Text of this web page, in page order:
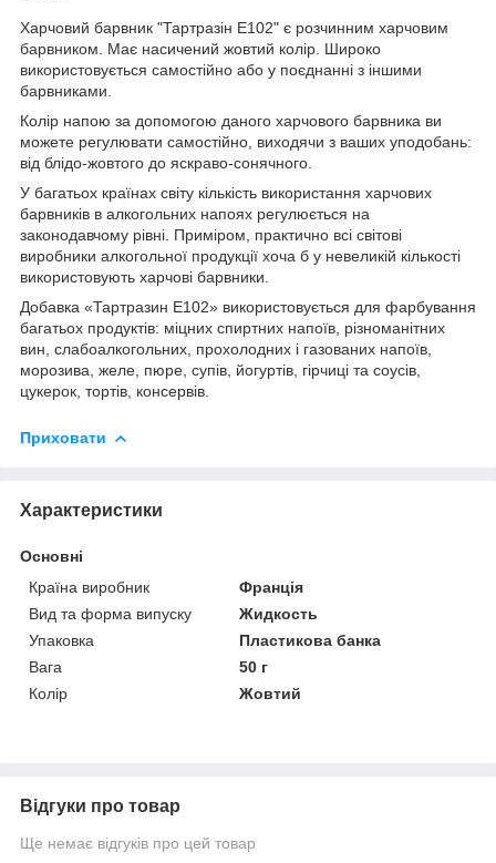
Харчовий барвник "Тартразін E102" є розчинним харчовим
барвником. Має насичений жовтий колір. Широко
використовується самостійно або у поєднанні з іншими
барвниками.
Колір напою за допомогою даного харчового барвника ви
можете регулювати самостійно, виходячи з ваших уподобань:
від блідо-жовтого до яскраво-сонячного.
У багатьох країнах світу кількість використання харчових
барвників в алкогольних напоях регулюється на
законодавчому рівні. Приміром, практично всі світові
виробники алкогольної продукції хоча б у невеликій кількості
використовують харчові барвники.
Добавка «Тартразин E102» використовується для фарбування
багатьох продуктів: міцних спиртних напоїв, різноманітних
вин, слабоалкогольних, прохолодних і газованих напоїв,
морозива, желе, пюре, супів, йогуртів, гірчиці та соусів,
цукерок, тортів, консервів.
Приховати
Характеристики
Основні
Країна виробник
Франція
Вид та форма випуску
Жидкость
Упаковка
Пластикова банка
Вага
50 г
Колір
Жовтий
Відгуки про товар
Ще немає відгуків про цей товар